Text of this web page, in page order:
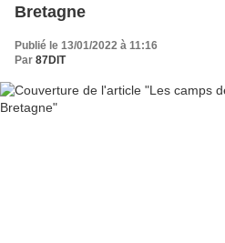
Bretagne
Publié le 13/01/2022 à 11:16
Par 87DIT